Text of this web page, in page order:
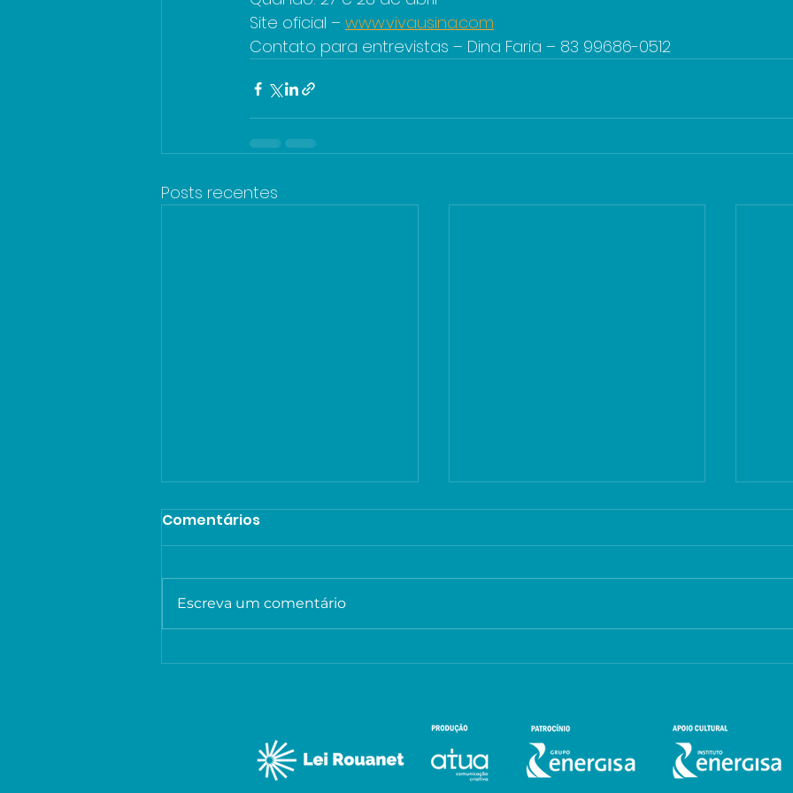
Site oficial – www.vivausina.com
Contato para entrevistas – Dina Faria – 83 99686-0512
Posts recentes
Viva Usina divulga
Viva Usina promove em
cinema, literatura e feira
de vinil
de
junho
Comentários
Escreva um comentário